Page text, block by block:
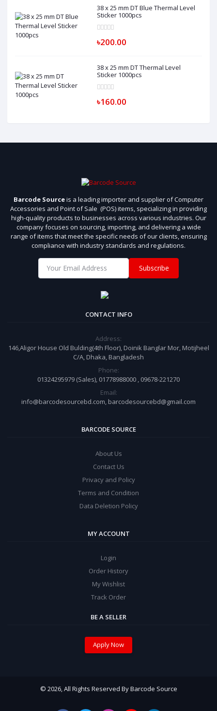
38 x 25 mm DT Blue Thermal Level
Sticker 1000pcs
৳200.00
38 x 25 mm DT Thermal Level
Sticker 1000pcs
৳160.00
Barcode Sourceis a leading importer and supplier of Computer
Accessories and Point of Sale (POS) items, specializing in providing
high-quality products to businesses across various industries. Our
company focuses on sourcing, importing, and delivering a wide
range of items that meet the specific needs of our clients, ensuring
compliance with industry standards and regulations.
Subscribe
CONTACT INFO
Address:
146,Aligor House Old Bulding(4th Floor), Doinik Banglar Mor, Motijheel
C/A, Dhaka, Bangladesh
Phone:
01324295979 (Sales), 01778988000 , 09678-221270
Email:
info@barcodesourcebd.com, barcodesourcebd@gmail.com
BARCODE SOURCE
About Us
Contact Us
Privacy and Policy
Terms and Condition
Data Deletion Policy
MY ACCOUNT
Login
Order History
My Wishlist
Track Order
BE A SELLER
Apply Now
© 2026, All Rights Reserved By Barcode Source